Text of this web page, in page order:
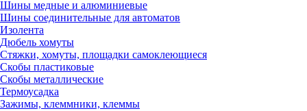
Шины медные и алюминиевые
Шины соединительные для автоматов
Изолента
Дюбель хомуты
Стяжки, хомуты, площадки самоклеющиеся
Скобы пластиковые
Скобы металлические
Термоусадка
Зажимы, клеммники, клеммы